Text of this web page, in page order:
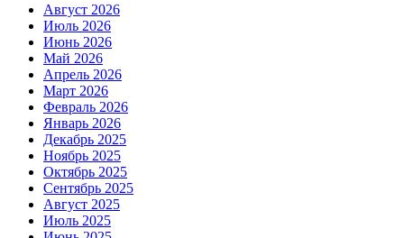
Август 2026
Июль 2026
Июнь 2026
Май 2026
Апрель 2026
Март 2026
Февраль 2026
Январь 2026
Декабрь 2025
Ноябрь 2025
Октябрь 2025
Сентябрь 2025
Август 2025
Июль 2025